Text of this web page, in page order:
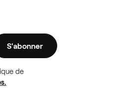
S'abonner
de